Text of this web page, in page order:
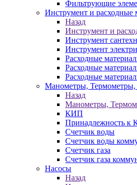
Фильтрующие
Инструмент и расходные
Назад
Инструмент и
Инструмент
Инструмент
Расходные
Расходные
Расходные
Манометры, Термометры,
Назад
Манометры,
КИП
Принадлежность к
Счетчик воды
Счетчик воды
Счетчик газа
Счетчик газа
Насосы
Назад